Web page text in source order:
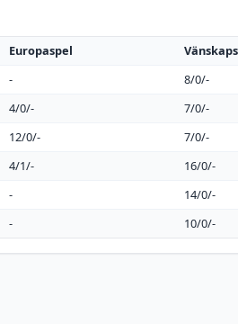
Europaspel
- 8/0/-
4/0/- 7/0/-
12/0/- 7/0/-
4/1/- 16/0/-
- 14/0/-
- 10/0/-